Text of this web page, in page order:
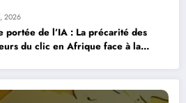
2026
portée de l’IA : La précarité des
du clic en Afrique face à la